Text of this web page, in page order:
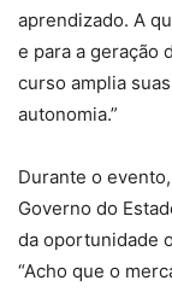
aprendizado. A
e para a geração
curso amplia
autonomia.”
Durante o
Governo do
da oportunidade
“Acho que o